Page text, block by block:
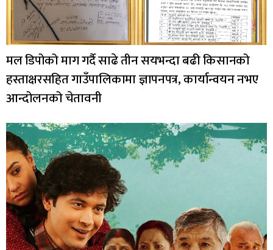
मल डिपोको माग गर्दै साढे तीन सयभन्दा बढी किसानको
हस्ताक्षरसहित गाउँपालिकामा ज्ञापनपत्र, कार्यान्वयन नभए
आन्दोलनको चेतावनी